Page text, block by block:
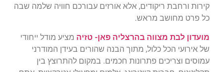
קירות ורחבת ריקודים, אלא אורזים עבורכם חוויה שלמה שבה
כל פרט מחושב מראש.
מועדון לבת מצווה בהרצליה פאן- טזיה מציע מודל ייחודי
של אירועי הכל כלול, מתוך הבנה שהורים בעידן המודרני
עמוסים וצריכים פתרונות חכמים. במקום להתרוצץ בין